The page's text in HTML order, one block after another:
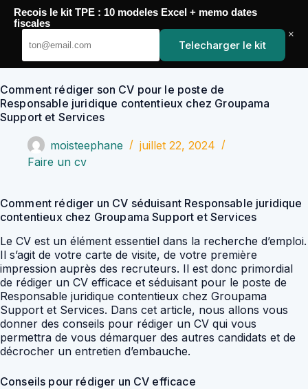
Passer
contenu
YoupiJobs
Comment rédiger son CV pour le poste de
Responsable juridique contentieux chez Groupama
Support et Services
moisteephane
juillet 22, 2024
Faire un cv
Comment rédiger un CV séduisant Responsable juridique
contentieux chez Groupama Support et Services
Le CV est un élément essentiel dans la recherche d’emploi.
Il s’agit de votre carte de visite, de votre première
impression auprès des recruteurs. Il est donc primordial
de rédiger un CV efficace et séduisant pour le poste de
Responsable juridique contentieux chez Groupama
Support et Services. Dans cet article, nous allons vous
donner des conseils pour rédiger un CV qui vous
permettra de vous démarquer des autres candidats et de
décrocher un entretien d’embauche.
Conseils pour rédiger un CV efficace
Recois le kit TPE : 10 modeles Excel + memo dates
fiscales
Telecharger le kit
×